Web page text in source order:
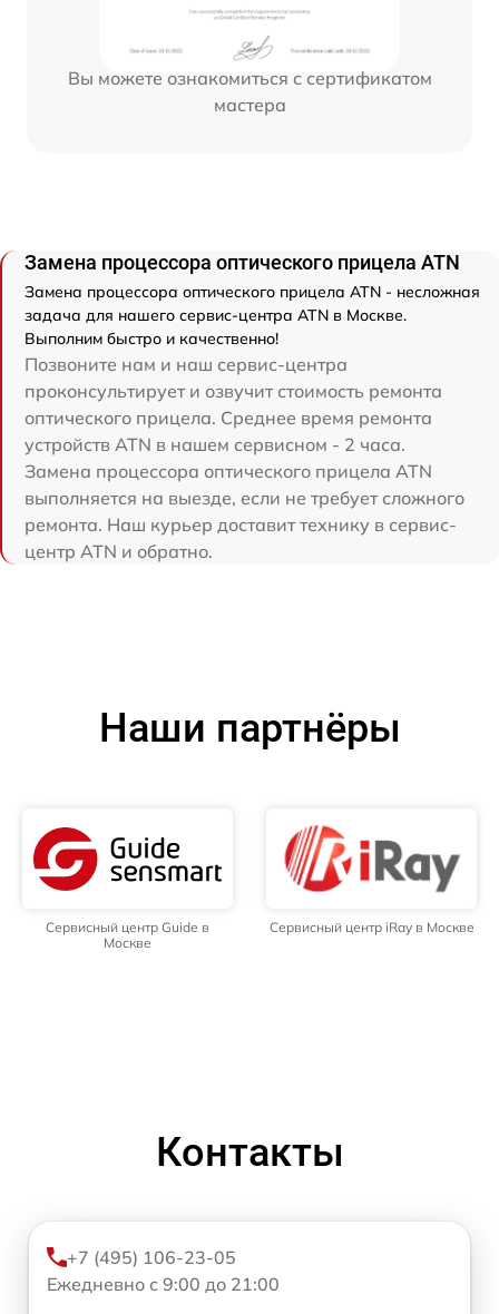
Вы можете ознакомиться с сертификатом
мастера
Замена процессора оптического прицела ATN
Замена процессора оптического прицела ATN - несложная
задача для нашего сервис-центра ATN в Москве.
Выполним быстро и качественно!
Позвоните нам и наш сервис-центра
проконсультирует и озвучит стоимость ремонта
оптического прицела. Среднее время ремонта
устройств ATN в нашем сервисном - 2 часа.
Замена процессора оптического прицела ATN
выполняется на выезде, если не требует сложного
ремонта. Наш курьер доставит технику в сервис-
центр ATN и обратно.
Наши партнёры
Сервисный центр Guide в
Москве
Сервисный центр iRay в Москве
Контакты
+7 (495) 106-23-05
Ежедневно с 9:00 до 21:00